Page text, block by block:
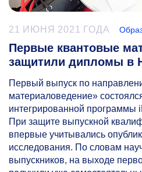
21 ИЮНЯ 2021 ГОДА
Первые квантовые
защитили дипломы в
Первый выпуск по
материаловедение»
интегрированной
При защите выпускной
впервые учитывались
исследования. По словам
выпускников, на выходе